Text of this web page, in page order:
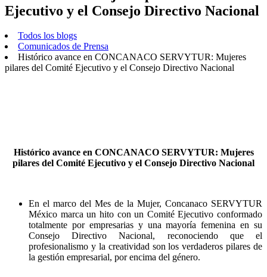
Ejecutivo y el Consejo Directivo Nacional
Todos los blogs
Comunicados de Prensa
Histórico avance en CONCANACO SERVYTUR: Mujeres
pilares del Comité Ejecutivo y el Consejo Directivo Nacional
Histórico avance en CONCANACO SERVYTUR: Mujeres
pilares del Comité Ejecutivo y el Consejo Directivo Nacional
En el marco del Mes de la Mujer, Concanaco SERVYTUR
México marca un hito con un Comité Ejecutivo conformado
totalmente por empresarias y una mayoría femenina en su
Consejo Directivo Nacional, reconociendo que el
profesionalismo y la creatividad son los verdaderos pilares de
la gestión empresarial, por encima del género.